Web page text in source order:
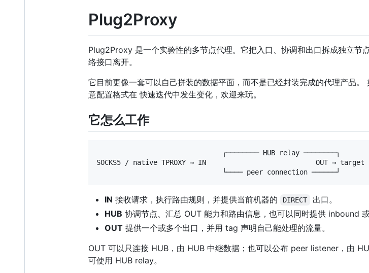
Plug2Proxy
Plug2Proxy 是一个实验性的多节点代理。它把入口、协调和出口拆成独立节
络接口离开。
它目前更像一套可以自己拼装的数据平面，而不是已经封装完成的代理产品
意配置格式在 快速迭代中发生变化，欢迎来玩。
它怎么工作
                               ┌──────── HUB relay ────────┐
SOCKS5 / native TPROXY → IN                           OUT → target
IN 接收请求，执行路由规则，并提供当前机器的 DIRECT
出口。
HUB 协调节点、汇总 OUT 能力和路由信息，也可以同时提供 inbound
OUT 提供一个或多个出口，并用 tag 声明自己能处理的流量。
OUT 可以只连接 HUB，由 HUB 中继数据；也可以公布 peer listener，由
可使用 HUB relay。